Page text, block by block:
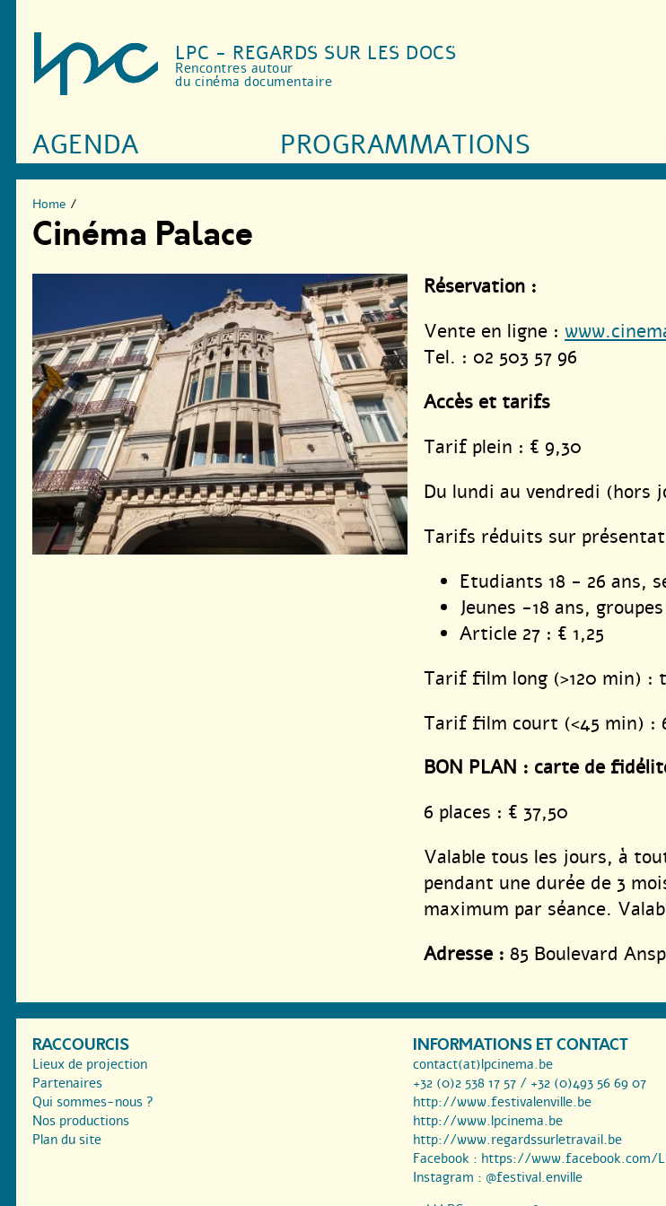
LPC - REGARDS SUR LES DOCS
Rencontres autour
du cinéma documentaire
AGENDA PROGRAMMATIONS
Home /
Cinéma Palace
Réservation :
Vente en ligne :
Tel. : 02 503 57 96
Accès et tarifs
Tarif plein : € 9,30
Du lundi au vendredi (hors
Tarifs réduits sur
Etudiants 18 - 26 ans,
Jeunes -18 ans,
Article 27 : € 1,25
Tarif film long (>120 min)
Tarif film court (<45 min) :
BON PLAN : carte de
6 places : € 37,50
Valable tous les jours, à
pendant une durée de 3
maximum par séance.
Adresse : 85 Boulevard
RACCOURCIS
Lieux de projection
Partenaires
Qui sommes-nous ?
Nos productions
Plan du site
INFORMATIONS ET CONTACT
contact(at)lpcinema.be
+32 (0)2 538 17 57 / +32 (0)493 56 69 07
http://www.festivalenville.be
http://www.lpcinema.be
http://www.regardssurletravail.be
Facebook : https://www.facebook.com/
Instagram : @festival.enville